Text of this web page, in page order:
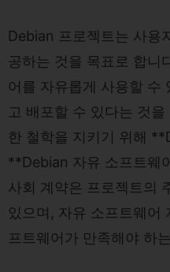
Debian 프로젝트는 사용
공하는 것을 목표로 합니
어를 자유롭게 사용할 수
고 배포할 수 있다는 것
한 철학을 지키기 위해
**Debian 자유 소프트웨
사회 계약은 프로젝트의
있으며, 자유 소프트웨어
프트웨어가 만족해야 하